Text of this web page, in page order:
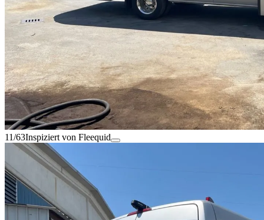
11/63Inspiziert von Fleequid